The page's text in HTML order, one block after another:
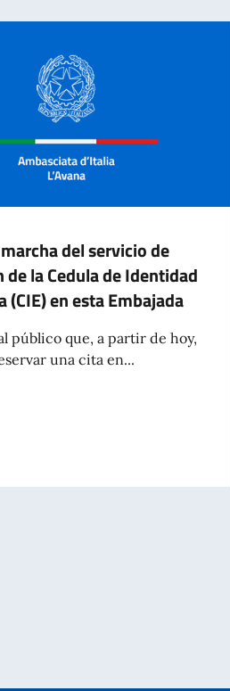
del servicio de
de la Cedula de Identidad
(CIE) en esta Embajada
público que, a partir de hoy,
una cita en...
marcha del servicio de expedición de la